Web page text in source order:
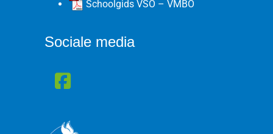
Schoolgids VSO – VMBO
Sociale media